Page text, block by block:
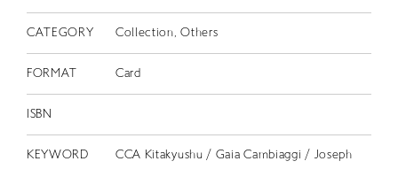
CATEGORY Collection, Others
FORMAT Card
ISBN
KEYWORD
CCA Kitakyushu / Gaia Cambiaggi / Joseph